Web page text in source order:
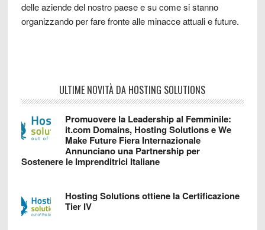
delle aziende del nostro paese e su come si stanno
organizzando per fare fronte alle minacce attuali e future.
ULTIME NOVITÀ DA HOSTING SOLUTIONS
Promuovere la Leadership al Femminile:
it.com Domains, Hosting Solutions e We
Make Future Fiera Internazionale
Annunciano una Partnership per
Sostenere le Imprenditrici Italiane
Hosting Solutions ottiene la Certificazione
Tier IV